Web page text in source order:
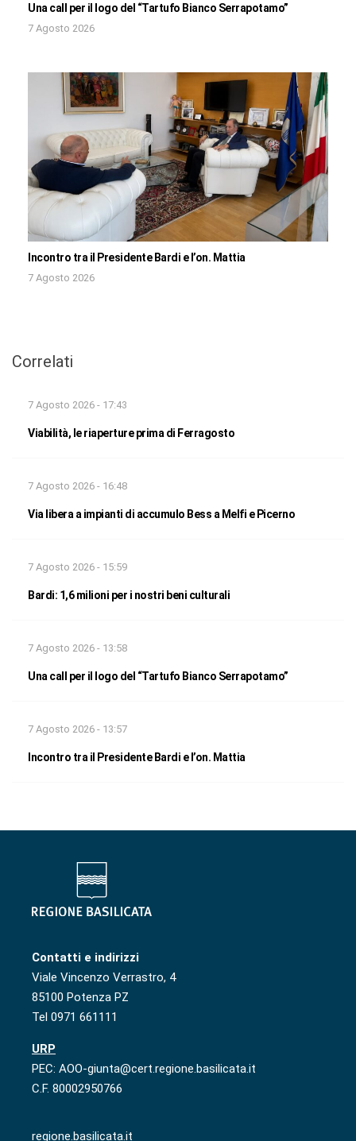
Una call per il logo del “Tartufo Bianco Serrapotamo”
7 Agosto 2026
Incontro tra il Presidente Bardi e l’on. Mattia
7 Agosto 2026
Correlati
7 Agosto 2026 - 17:43
Viabilità, le riaperture prima di Ferragosto
7 Agosto 2026 - 16:48
Via libera a impianti di accumulo Bess a Melfi e Picerno
7 Agosto 2026 - 15:59
Bardi: 1,6 milioni per i nostri beni culturali
7 Agosto 2026 - 13:58
Una call per il logo del “Tartufo Bianco Serrapotamo”
7 Agosto 2026 - 13:57
Incontro tra il Presidente Bardi e l’on. Mattia
Contatti e indirizzi
Viale Vincenzo Verrastro, 4
85100 Potenza PZ
Tel 0971 661111
URP
PEC: AOO-giunta@cert.regione.basilicata.it
C.F. 80002950766
regione.basilicata.it